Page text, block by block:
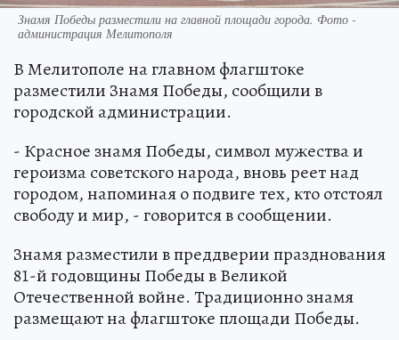
Знамя Победы разместили на главной площади города. Фото -
администрация Мелитополя
В Мелитополе на главном флагштоке
разместили Знамя Победы, сообщили в
городской администрации.
- Красное знамя Победы, символ мужества и
героизма советского народа, вновь реет над
городом, напоминая о подвиге тех, кто отстоял
свободу и мир, - говорится в сообщении.
Знамя разместили в преддверии празднования
81-й годовщины Победы в Великой
Отечественной войне. Традиционно знамя
размещают на флагштоке площади Победы.